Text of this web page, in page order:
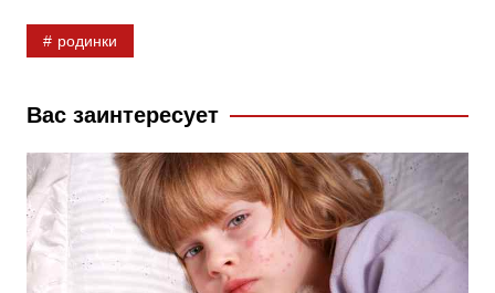
o
k
l
s
i
m
родинки
Вас заинтересует